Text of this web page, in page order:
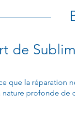
de
que la réparation
profonde